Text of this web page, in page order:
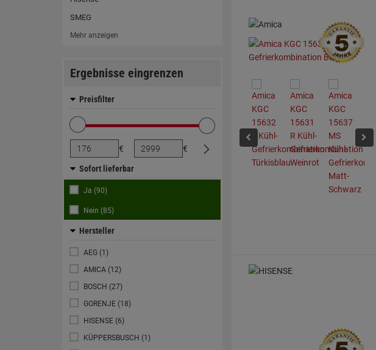
SMEG
Mehr anzeigen
Ergebnisse eingrenzen
Preisfilter
€ €
Sofort lieferbar
Ja (90)
Nein (85)
Hersteller
AEG (1)
AMICA (12)
BOSCH (27)
GORENJE (18)
HISENSE (6)
KÜPPERSBUSCH (1)